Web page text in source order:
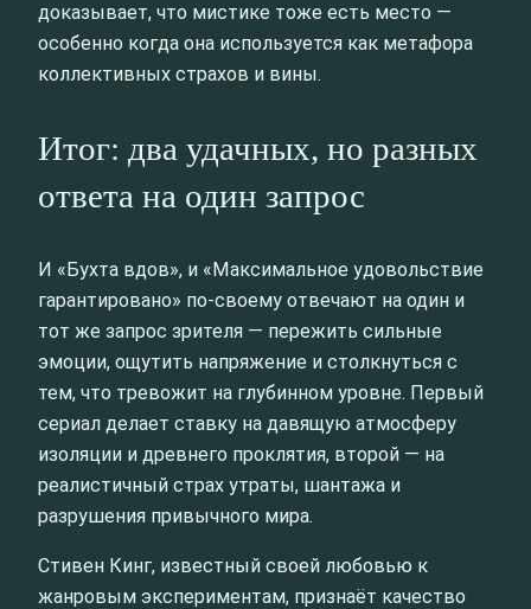
доказывает, что мистике тоже есть место —
особенно когда она используется как метафора
коллективных страхов и вины.
Итог: два удачных, но разных
ответа на один запрос
И «Бухта вдов», и «Максимальное удовольствие
гарантировано» по‑своему отвечают на один и
тот же запрос зрителя — пережить сильные
эмоции, ощутить напряжение и столкнуться с
тем, что тревожит на глубинном уровне. Первый
сериал делает ставку на давящую атмосферу
изоляции и древнего проклятия, второй — на
реалистичный страх утраты, шантажа и
разрушения привычного мира.
Стивен Кинг, известный своей любовью к
жанровым экспериментам, признаёт качество